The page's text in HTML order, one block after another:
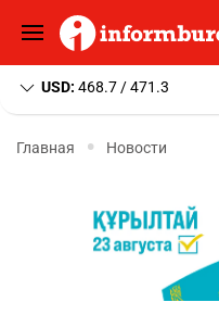
USD: 468.7 / 471.3
Главная Новости